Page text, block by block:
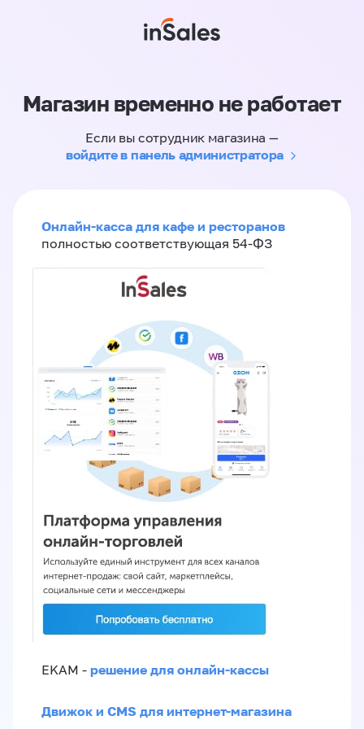
Магазин временно не работает
Если вы сотрудник магазина —
войдите в панель администратора
Онлайн-касса для кафе и ресторанов
полностью соответствующая 54-ФЗ
EKAM - решение для онлайн-кассы
Движок и CMS для интернет-магазина